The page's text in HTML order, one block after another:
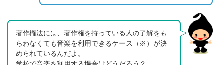
著作権法には、著作権を持っている人の了解をも
らわなくても音楽を利用できるケース（※）が決
められているんだよ。